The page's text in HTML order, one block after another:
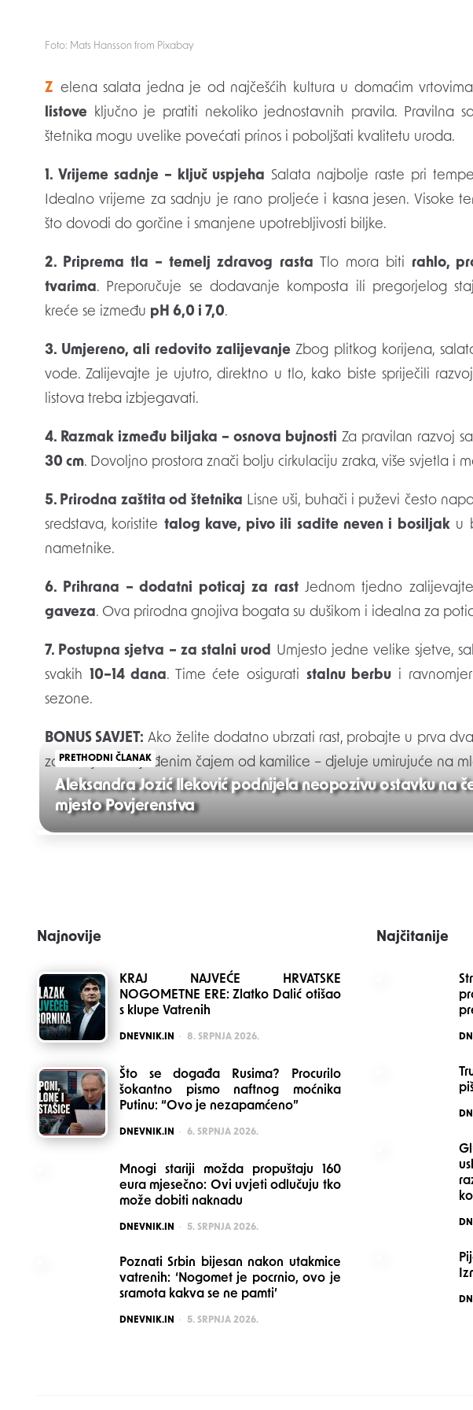
Foto: Mats Hansson from Pixabay
Zelena salata jedna je od najčešćih kultura u domaćim
listove ključno je pratiti nekoliko jednostavnih pravila. Pravilna
štetnika mogu uvelike povećati prinos i poboljšati kvalitetu uroda.
1. Vrijeme sadnje – ključ uspjeha Salata najbolje raste pri
Idealno vrijeme za sadnju je rano proljeće i kasna jesen. Visoke
što dovodi do gorčine i smanjene upotrebljivosti biljke.
2. Priprema tla – temelj zdravog rasta Tlo mora biti rahlo,
tvarima. Preporučuje se dodavanje komposta ili pregorjelog
kreće se između pH 6,0 i 7,0.
3. Umjereno, ali redovito zalijevanje Zbog plitkog korijena,
vode. Zalijevajte je ujutro, direktno u tlo, kako biste spriječili
listova treba izbjegavati.
4. Razmak između biljaka – osnova bujnosti Za pravilan razvoj
30 cm. Dovoljno prostora znači bolju cirkulaciju zraka, više svjetla i
5. Prirodna zaštita od štetnika Lisne uši, buhači i puževi često
sredstava, koristite talog kave, pivo ili sadite neven i bosiljaku
nametnike.
6. Prihrana – dodatni poticaj za rastJednom tjedno
gaveza. Ova prirodna gnojiva bogata su dušikom i idealna za
7. Postupna sjetva – za stalni urod Umjesto jedne velike sjetve,
svakih 10–14 dana. Time ćete osigurati stalnu berbu i
sezone.
BONUS SAVJET: Ako želite dodatno ubrzati rast, probajte u prva
zaliti biljke razrijeđenim čajem od kamilice – djeluje umirujuće na
Post
PRETHODNI ČLANAK
Aleksandra Jozić Ileković podnijela neopozivu ostavku na
mjesto Povjerenstva
Najnovije
KRAJ NAJVEĆE HRVATSKE
NOGOMETNE ERE: Zlatko Dalić otišao
s klupe Vatrenih
POSTED
DNEVNIK.IN 8. SRPNJA 2026.
Što se događa Rusima? Procurilo
šokantno pismo naftnog moćnika
Putinu: “Ovo je nezapamćeno”
POSTED
DNEVNIK.IN 6. SRPNJA 2026.
Mnogi stariji možda propuštaju 160
eura mjesečno: Ovi uvjeti odlučuju tko
može dobiti naknadu
POSTED
DNEVNIK.IN 5. SRPNJA 2026.
Poznati Srbin bijesan nakon utakmice
vatrenih: ‘Nogomet je pocrnio, ovo je
sramota kakva se ne pamti’
POSTED
DNEVNIK.IN 5. SRPNJA 2026.
Najčitanije